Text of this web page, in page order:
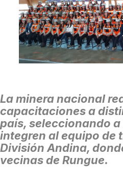
La minera nacional
capacitaciones a
país, seleccionando a
integren al equipo de
División Andina,
vecinas de Rungue.